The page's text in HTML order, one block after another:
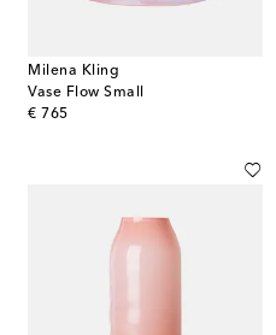
Milena Kling
Vase Flow Small
€ 765
original price